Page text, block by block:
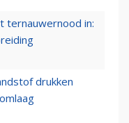
ternauwernood in:
drukken